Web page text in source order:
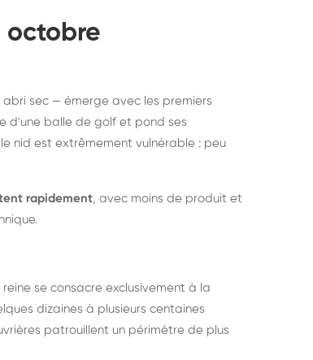
octobre
abri sec — émerge avec les premiers
d'une balle de golf et pond ses
nid est extrêmement vulnérable : peu
rapidement, avec moins de produit et
se consacre exclusivement à la
dizaines à plusieurs centaines
patrouillent un périmètre de plus